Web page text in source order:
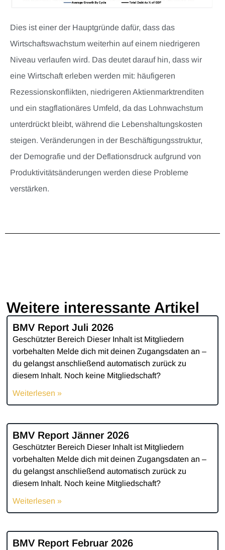
Dies ist einer der Hauptgründe dafür, dass das
Wirtschaftswachstum weiterhin auf einem niedrigeren
Niveau verlaufen wird. Das deutet darauf hin, dass wir
eine Wirtschaft erleben werden mit: häufigeren
Rezessionskonflikten, niedrigeren Aktienmarktrenditen
und ein stagflationäres Umfeld, da das Lohnwachstum
unterdrückt bleibt, während die Lebenshaltungskosten
steigen. Veränderungen in der Beschäftigungsstruktur,
der Demografie und der Deflationsdruck aufgrund von
Produktivitätsänderungen werden diese Probleme
verstärken.
Weitere interessante Artikel
BMV Report Juli 2026
Geschützter Bereich Dieser Inhalt ist Mitgliedern
vorbehalten Melde dich mit deinen Zugangsdaten an –
du gelangst anschließend automatisch zurück zu
diesem Inhalt. Noch keine Mitgliedschaft?
Weiterlesen »
BMV Report Jänner 2026
Geschützter Bereich Dieser Inhalt ist Mitgliedern
vorbehalten Melde dich mit deinen Zugangsdaten an –
du gelangst anschließend automatisch zurück zu
diesem Inhalt. Noch keine Mitgliedschaft?
Weiterlesen »
BMV Report Februar 2026